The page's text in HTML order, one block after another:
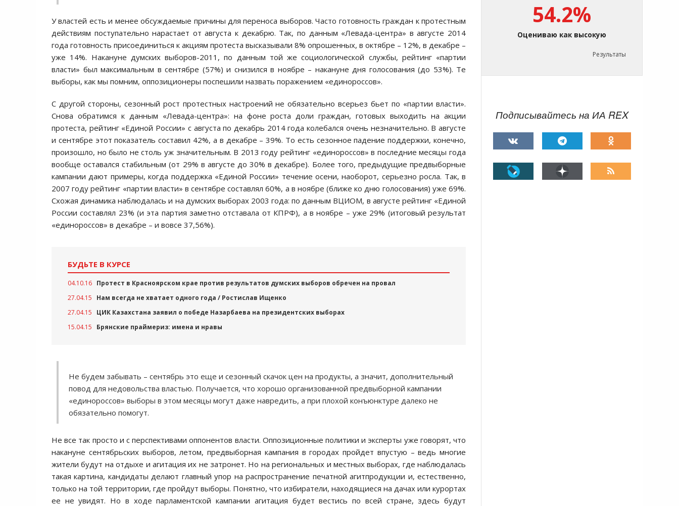
У властей есть и менее обсуждаемые причины для переноса выборов. Часто готовность граждан к протестным
действиям поступательно нарастает от августа к декабрю. Так, по данным «Левада-центра» в августе 2014
года готовность присоединиться к акциям протеста высказывали 8% опрошенных, в октябре – 12%, в декабре –
уже 14%. Накануне думских выборов-2011, по данным той же социологической службы, рейтинг «партии
власти» был максимальным в сентябре (57%) и снизился в ноябре – накануне дня голосования (до 53%). Те
выборы, как мы помним, оппозиционеры поспешили назвать поражением «единороссов».
С другой стороны, сезонный рост протестных настроений не обязательно всерьез бьет по «партии власти».
Снова обратимся к данным «Левада-центра»: на фоне роста доли граждан, готовых выходить на акции
протеста, рейтинг «Единой России» с августа по декабрь 2014 года колебался очень незначительно. В августе
и сентябре этот показатель составил 42%, а в декабре – 39%. То есть сезонное падение поддержки, конечно,
произошло, но было не столь уж значительным. В 2013 году рейтинг «единороссов» в последние месяцы года
вообще оставался стабильным (от 29% в августе до 30% в декабре). Более того, предыдущие предвыборные
кампании дают примеры, когда поддержка «Единой России» течение осени, наоборот, серьезно росла. Так, в
2007 году рейтинг «партии власти» в сентябре составлял 60%, а в ноябре (ближе ко дню голосования) уже 69%.
Схожая динамика наблюдалась и на думских выборах 2003 года: по данным ВЦИОМ, в августе рейтинг «Единой
России составлял 23% (и эта партия заметно отставала от КПРФ), а в ноябре – уже 29% (итоговый результат
«единороссов» в декабре – и вовсе 37,56%).
БУДЬТЕ В КУРСЕ
04.10.16 Протест в Красноярском крае против результатов думских выборов обречен на провал
27.04.15
Нам всегда не хватает одного года / Ростислав Ищенко
27.04.15
ЦИК Казахстана заявил о победе Назарбаева на президентских выборах
15.04.15
Брянские праймериз: имена и нравы
Не будем забывать – сентябрь это еще и сезонный скачок цен на продукты, а значит, дополнительный
повод для недовольства властью. Получается, что хорошо организованной предвыборной кампании
«единороссов» выборы в этом месяцы могут даже навредить, а при плохой конъюнктуре далеко не
обязательно помогут.
Не все так просто и с перспективами оппонентов власти. Оппозиционные политики и эксперты уже говорят, что
накануне сентябрьских выборов, летом, предвыборная кампания в городах пройдет впустую – ведь многие
жители будут на отдыхе и агитация их не затронет. Но на региональных и местных выборах, где наблюдалась
такая картина, кандидаты делают главный упор на распространение печатной агитпродукции и, естественно,
только на той территории, где пройдут выборы. Понятно, что избиратели, находящиеся на дачах или курортах
ее не увидят. Но в ходе парламентской кампании агитация будет вестись по всей стране, здесь будут
54.2%
Оцениваю как высокую
Результаты
Подписывайтесь на ИА REX